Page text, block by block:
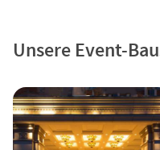
Unsere Event-